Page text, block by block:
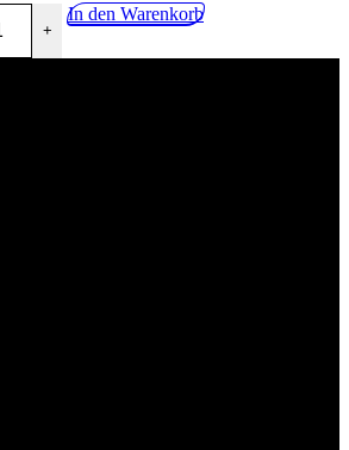
Alkoholfrei 4x6x0,33L Menge
+
In den Warenkorb